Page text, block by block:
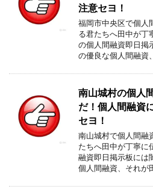
注意セヨ！
福岡市中央区で個人
る君たちへ田中が丁
の個人間融資即日掲
の優良な個人間融資
南山城村の個人
だ！個人間融資
セヨ！
南山城村で個人間融
たちへ田中が丁寧に
融資即日掲示板には
個人間融資、それが